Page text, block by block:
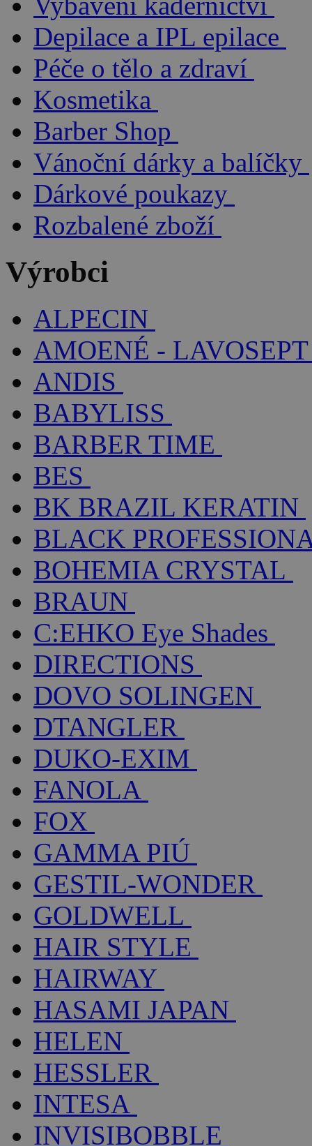
Depilace a IPL epilace
Péče o tělo a zdraví
Kosmetika
Barber Shop
Vánoční dárky a balíčky
Dárkové poukazy
Rozbalené zboží
Výrobci
ALPECIN
AMOENÉ - LAVOSEPT
ANDIS
BABYLISS
BARBER TIME
BES
BK BRAZIL KERATIN
BLACK
BOHEMIA CRYSTAL
BRAUN
C:EHKO Eye Shades
DIRECTIONS
DOVO SOLINGEN
DTANGLER
DUKO-EXIM
FANOLA
FOX
GAMMA PIÚ
GESTIL-WONDER
GOLDWELL
HAIR STYLE
HAIRWAY
HASAMI JAPAN
HELEN
HESSLER
INTESA
INVISIBOBBLE